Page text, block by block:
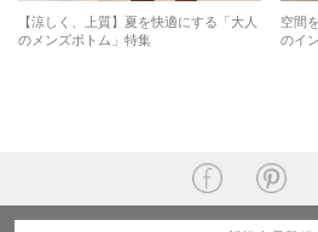
【涼しく、上質】夏を快適にする「大人
のメンズボトム」特集
空間
のイ